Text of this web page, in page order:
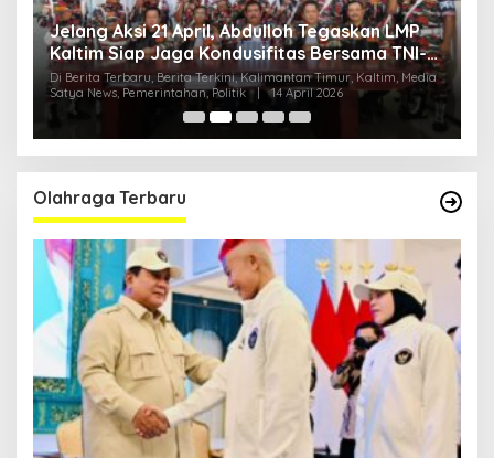
Jelang Aksi 21 April, Abdulloh Tegaskan LMP
Kaltim Siap Jaga Kondusifitas Bersama TNI-
Polri
Di Berita Terbaru, Berita Terkini, Kalimantan Timur, Kaltim, Media
Satya News, Pemerintahan, Politik
| 14 April 2026
Olahraga Terbaru